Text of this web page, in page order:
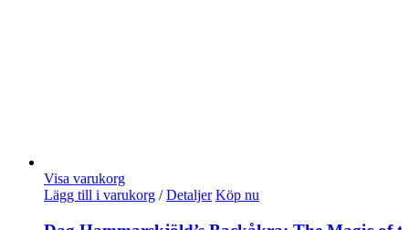
Visa varukorg
Lägg till i varukorg / Detaljer Köp nu